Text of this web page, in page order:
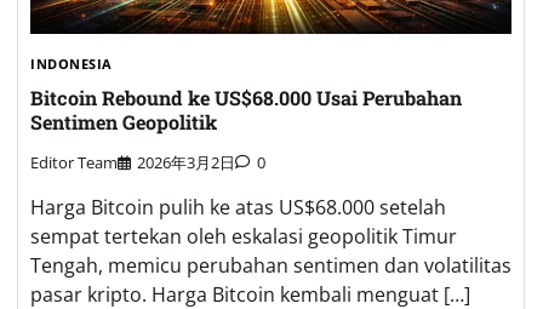
INDONESIA
Bitcoin Rebound ke US$68.000 Usai Perubahan
Sentimen Geopolitik
Editor Team 2026年3月2日 0
Harga Bitcoin pulih ke atas US$68.000 setelah
sempat tertekan oleh eskalasi geopolitik Timur
Tengah, memicu perubahan sentimen dan volatilitas
pasar kripto. Harga Bitcoin kembali menguat […]